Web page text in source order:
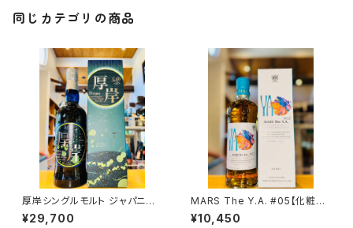
同じカテゴリの商品
厚岸シングルモルト ジャパニー
ズウイスキー夏至 700ml１本
（堅展実業株式会社 厚岸蒸溜
¥29,700
MARS The Y.A. #05【化粧箱
入り】700ml１本（本坊酒造・鹿
児島県鹿児島市南栄）
¥10,450